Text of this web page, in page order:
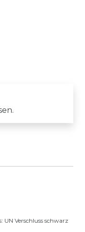
UN Verschluss schwarz